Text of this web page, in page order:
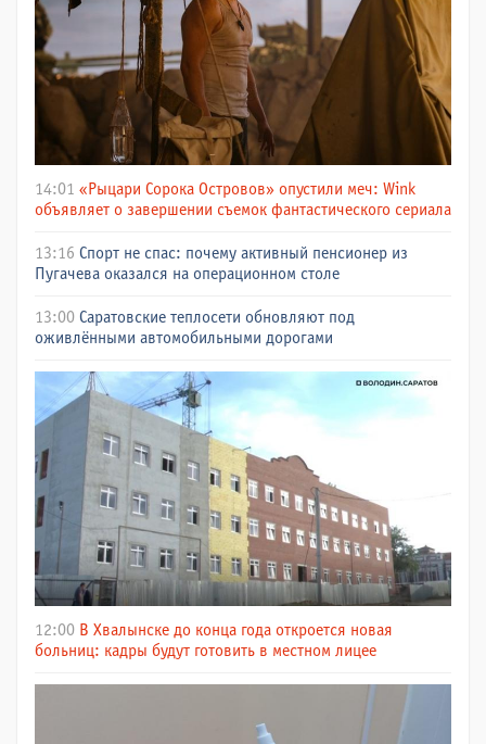
14:01 «Рыцари Сорока Островов» опустили меч: Wink
объявляет о завершении съемок фантастического сериала
13:16 Спорт не спас: почему активный пенсионер из
Пугачева оказался на операционном столе
13:00 Саратовские теплосети обновляют под
оживлёнными автомобильными дорогами
12:00 В Хвалынске до конца года откроется новая
больниц: кадры будут готовить в местном лицее